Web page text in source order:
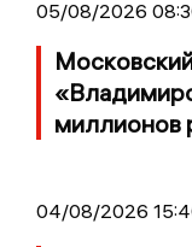
05/08/2026
миллионов
04/08/2026